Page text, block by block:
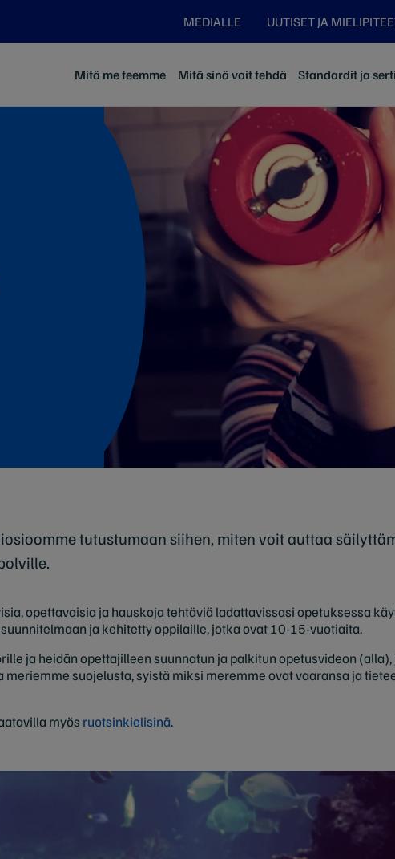
MEDIALLE UUTISET JA
Mitä me teemme Mitä sinä voit tehdä Standardit ja
tutustumaan siihen, miten voit auttaa
opettavaisia ja hauskoja tehtäviä ladattavissasi opetuksessa
ja kehitetty oppilaille, jotka ovat 10-15-vuotiaita.
ja heidän opettajilleen suunnatun ja palkitun opetusvideon
suojelusta, syistä miksi meremme ovat vaaransa ja
myös ruotsinkielisinä.